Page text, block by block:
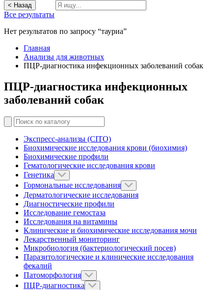
< Назад
Все результаты
Нет результатов по запросу “тауриа”
Главная
Анализы для животных
ПЦР-диагностика инфекционных заболеваний собак
ПЦР-диагностика инфекционных
заболеваний собак
Экспресс-анализы (CITO)
Биохимические исследования крови (биохимия)
Биохимические профили
Гематологические исследования крови
Генетика
Гормональные исследования
Дерматологические исследования
Диагностические профили
Исследование гемостаза
Исследования на витамины
Клинические и биохимические исследования мочи
Лекарственный мониторинг
Микробиология (бактериологический посев)
Паразитологические и клинические исследования
фекалий
Патоморфология
ПЦР-диагностика